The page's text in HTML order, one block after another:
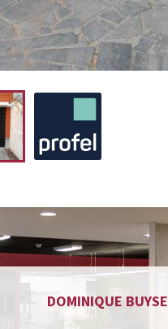
DOMINIQUE BUYSE